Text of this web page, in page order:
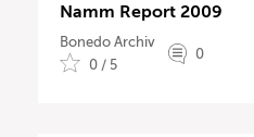
Namm Report 2009
Bonedo Archiv
0 / 5
0